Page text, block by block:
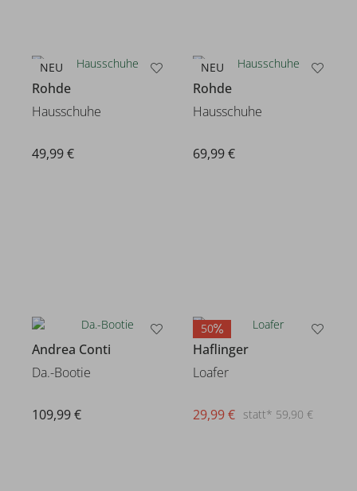
NEU
Rohde
Hausschuhe
49,99 €
NEU
Rohde
Hausschuhe
69,99 €
Andrea Conti
Da.-Bootie
109,99 €
50
Haflinger
Loafer
statt* 59,90 €
29,99 €